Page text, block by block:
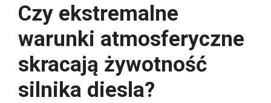
Czy ekstremalne
warunki atmosferyczne
skracają żywotność
silnika diesla?